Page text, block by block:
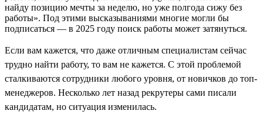
найду позицию мечты за неделю, но уже полгода сижу без
работы». Под этими высказываниями многие могли бы
подписаться ― в 2025 году поиск работы может затянуться.
Если вам кажется, что даже отличным специалистам сейчас
трудно найти работу, то вам не кажется. C этой проблемой
сталкиваются сотрудники любого уровня, от новичков до топ-
менеджеров. Несколько лет назад рекрутеры сами писали
кандидатам, но ситуация изменилась.